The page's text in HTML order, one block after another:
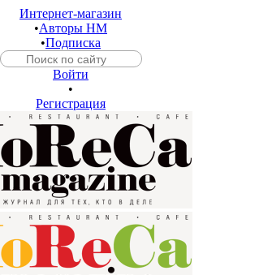
Интернет-магазин
•Авторы HM
•Подписка
Войти
•
Регистрация